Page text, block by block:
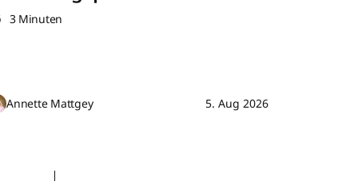
3 Minuten
Annette Mattgey 5. Aug 2026